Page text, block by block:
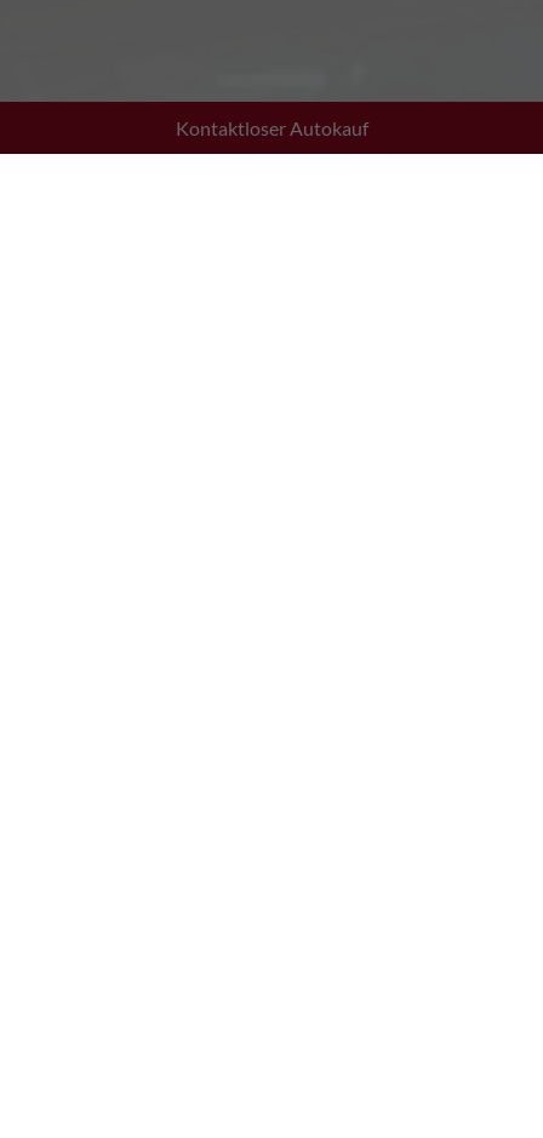
Kontaktloser Autokauf